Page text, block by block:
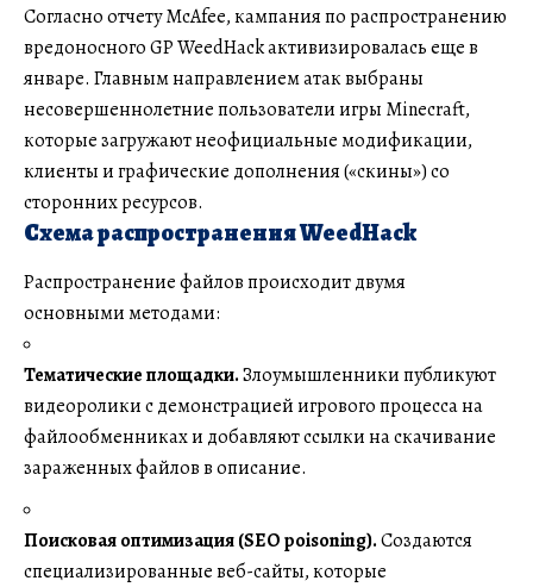
Согласно отчету McAfee, кампания по распространению
вредоносного GP WeedHack активизировалась еще в
январе. Главным направлением атак выбраны
несовершеннолетние пользователи игры Minecraft,
которые загружают неофициальные модификации,
клиенты и графические дополнения («скины») со
сторонних ресурсов.
Схема распространения WeedHack
Распространение файлов происходит двумя
основными методами:
Тематические площадки.Злоумышленники публикуют
видеоролики с демонстрацией игрового процесса на
файлообменниках и добавляют ссылки на скачивание
зараженных файлов в описание.
Поисковая оптимизация (SEO poisoning).Создаются
специализированные веб-сайты, которые